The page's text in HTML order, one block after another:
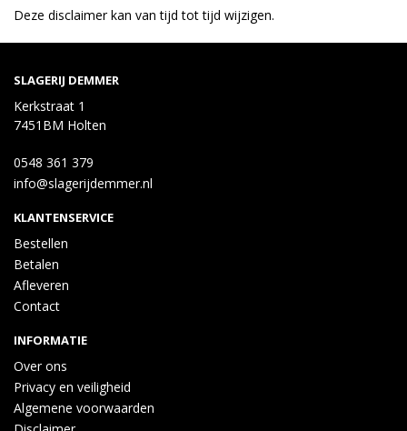
Deze disclaimer kan van tijd tot tijd wijzigen.
SLAGERIJ DEMMER
Kerkstraat 1
7451BM Holten
0548 361 379
info@slagerijdemmer.nl
KLANTENSERVICE
Bestellen
Betalen
Afleveren
Contact
INFORMATIE
Over ons
Privacy en veiligheid
Algemene voorwaarden